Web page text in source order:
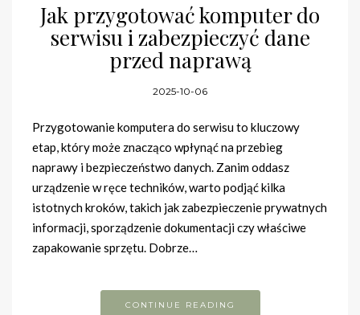
Jak przygotować komputer do
serwisu i zabezpieczyć dane
przed naprawą
2025-10-06
Przygotowanie komputera do serwisu to kluczowy
etap, który może znacząco wpłynąć na przebieg
naprawy i bezpieczeństwo danych. Zanim oddasz
urządzenie w ręce techników, warto podjąć kilka
istotnych kroków, takich jak zabezpieczenie prywatnych
informacji, sporządzenie dokumentacji czy właściwe
zapakowanie sprzętu. Dobrze…
CONTINUE READING